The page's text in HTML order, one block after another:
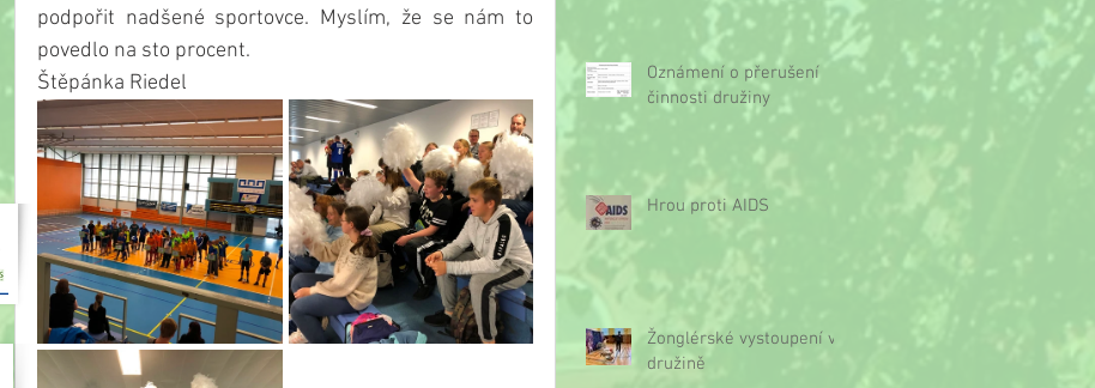
podpořit nadšené sportovce. Myslím, že se nám to
povedlo na sto procent.
Štěpánka Riedel
Oznámení o přerušení
činnosti družiny
Hrou proti AIDS
Žonglérské vystoupení v
družině